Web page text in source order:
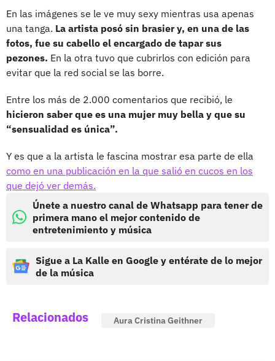
En las imágenes se le ve muy sexy mientras usa apenas
una tanga. La artista posó sin brasier y, en una de las
fotos, fue su cabello el encargado de tapar sus
pezones. En la otra tuvo que cubrirlos con edición para
evitar que la red social se las borre.
Entre los más de 2.000 comentarios que recibió, le
hicieron saber que es una mujer muy bella y que su
“sensualidad es única”.
Y es que a la artista le fascina mostrar esa parte de ella
como en una publicación en la que salió en cucos en los
que dejó ver demás.
Únete a nuestro canal de Whatsapp para tener de
primera mano el mejor contenido de
entretenimiento y música
Sigue a La Kalle en Google y entérate de lo mejor
de la música
Relacionados Aura Cristina Geithner